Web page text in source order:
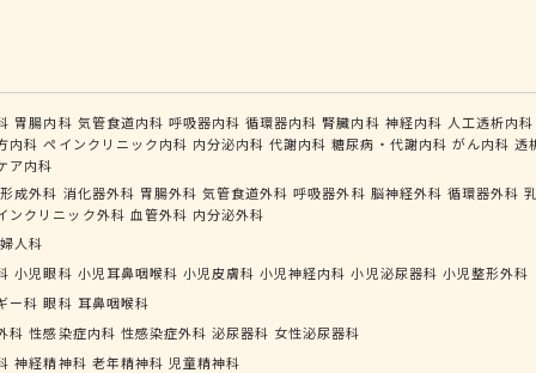
胃腸内科 気管食道内科 呼吸器内科 循環器内科 腎臓内科 神経内科 人工透析内科
内科 ペインクリニック内科 内分泌内科 代謝内科 糖尿病・代謝内科 がん内科 透
ア内科
形成外科 消化器外科 胃腸外科 気管食道外科 呼吸器外科 脳神経外科 循環器外科
ンクリニック外科 血管外科 内分泌外科
婦人科
小児眼科 小児耳鼻咽喉科 小児皮膚科 小児神経内科 小児泌尿器科 小児整形外科
ー科 眼科 耳鼻咽喉科
科 性感染症内科 性感染症外科 泌尿器科 女性泌尿器科
神経精神科 老年精神科 児童精神科